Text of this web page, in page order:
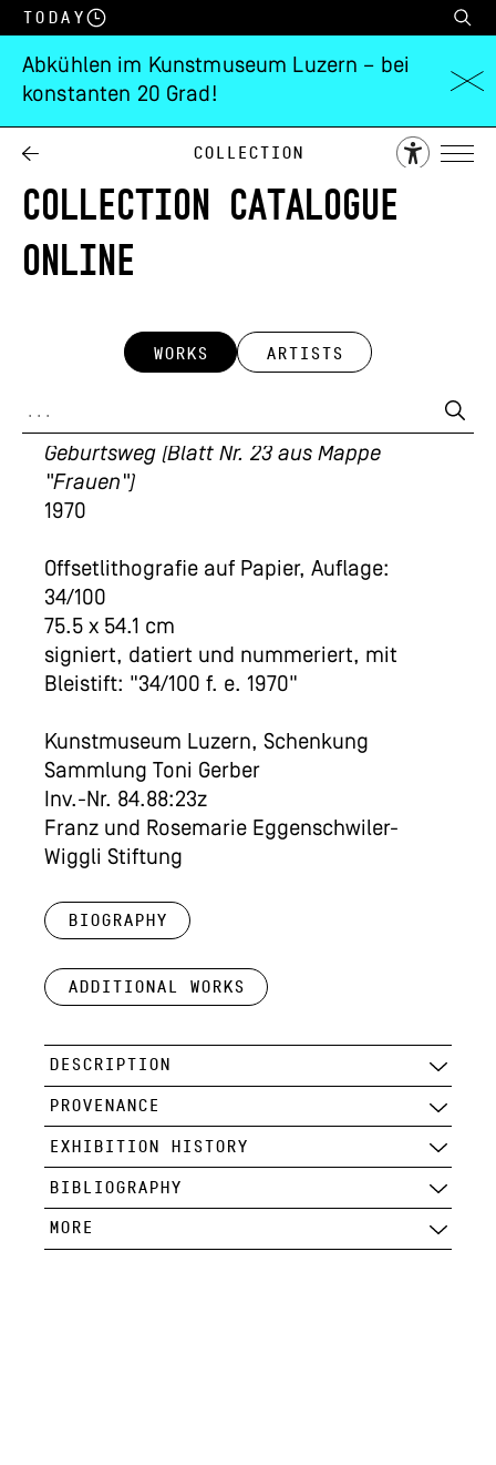
Today
Abkühlen im Kunstmuseum Luzern – bei
konstanten 20 Grad!
Collection
COLLECTION CATALOGUE
ONLINE
WORKS ARTISTS
Geburtsweg (Blatt Nr. 23 aus Mappe
"Frauen")
1970
Offsetlithografie auf Papier, Auflage:
34/100
75.5 x 54.1 cm
signiert, datiert und nummeriert, mit
Bleistift: "34/100 f. e. 1970"
Kunstmuseum Luzern, Schenkung
Sammlung Toni Gerber
Inv.-Nr. 84.88:23z
Franz und Rosemarie Eggenschwiler-
Wiggli Stiftung
Biography
Additional works
DESCRIPTION
PROVENANCE
EXHIBITION HISTORY
BIBLIOGRAPHY
MORE